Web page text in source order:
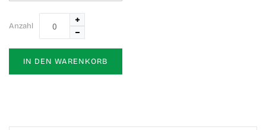
Anzahl
IN DEN WARENKORB